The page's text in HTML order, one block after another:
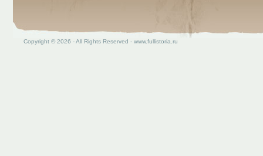
Copyright © 2026 - All Rights Reserved - www.fullistoria.ru